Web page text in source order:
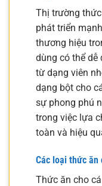
Thị trường
phát triển
thương hiệu
dùng có thể dễ
từ dạng viên
dạng bột cho
sự phong phú
trong việc lựa
toàn và hiệu
Các loại thức ăn
Thức ăn cho